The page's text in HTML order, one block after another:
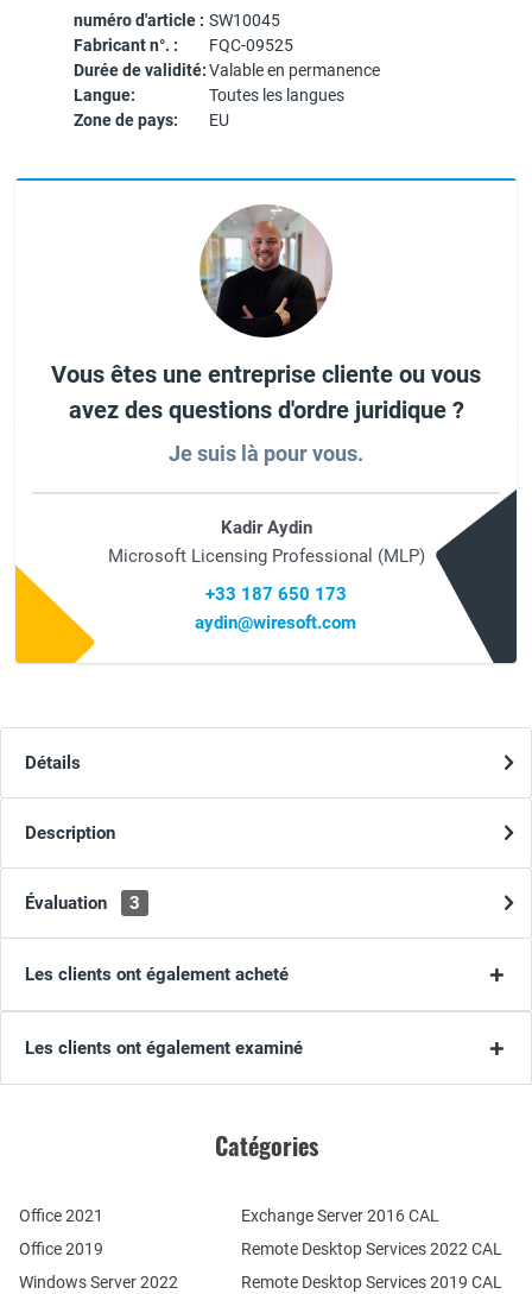
numéro d'article : SW10045
Fabricant n°. :
FQC-09525
Durée de validité:Valable en permanence
Langue:
Toutes les langues
Zone de pays:
EU
Vous êtes une entreprise cliente ou vous
avez des questions d'ordre juridique ?
Je suis là pour vous.
Kadir Aydin
Microsoft Licensing Professional (MLP)
+33 187 650 173
aydin@wiresoft.com
Détails
Description
Évaluation 3
Les clients ont également acheté
Les clients ont également examiné
Catégories
Office 2021
Office 2019
Windows Server 2022
Remote Desktop Services 2022 CAL
Remote Desktop Services 2019 CAL
Exchange Server 2016 CAL